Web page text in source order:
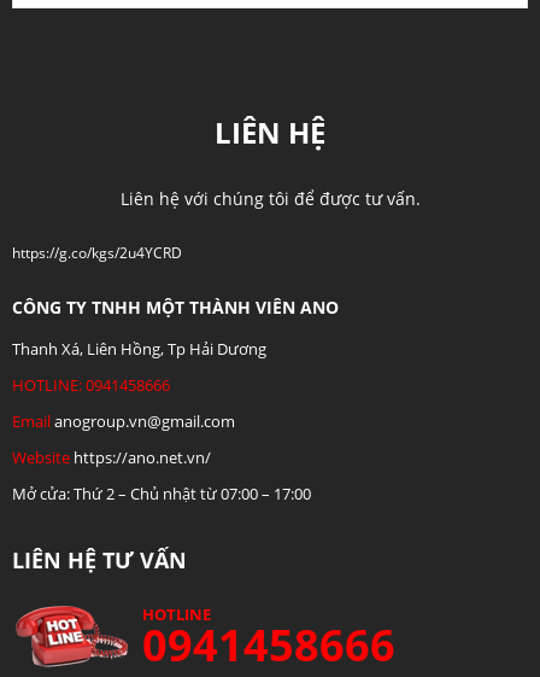
LIÊN HỆ
Liên hệ với chúng tôi để được tư vấn.
https://g.co/kgs/2u4YCRD
CÔNG TY TNHH MỘT THÀNH VIÊN ANO
Thanh Xá, Liên Hồng, Tp Hải Dương
HOTLINE: 0941458666
Emailanogroup.vn@gmail.com
Website https://ano.net.vn/
Mở cửa: Thứ 2 – Chủ nhật từ 07:00 – 17:00
LIÊN HỆ TƯ VẤN
HOTLINE
0941458666